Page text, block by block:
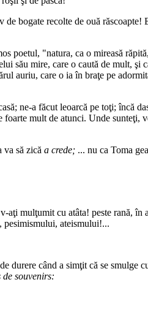
bogate recolte de ouă răscoapte!
poetul, "natura, ca o mireasă
său mire, care o caută de mult, şi
auriu, care o ia în braţe pe
ne-a făcut leoarcă pe toţi; încă
mult de atunci. Unde sunteţi,
să zică a crede; ... nu ca Toma
mulţumit cu atâta! peste rană, în
pesimismului, ateismului!...
durere când a simţit că se smulge
de souvenirs: